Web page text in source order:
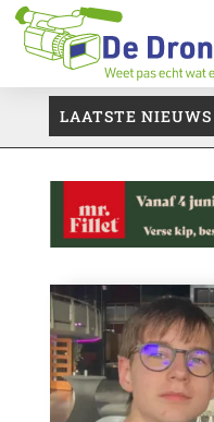
LAATSTE NIEUWS
Voedselbank zoekt